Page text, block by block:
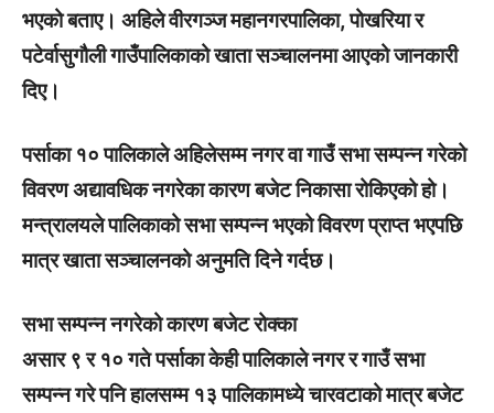
भएको बताए। अहिले वीरगञ्ज महानगरपालिका, पोखरिया र
पटेर्वासुगौली गाउँपालिकाको खाता सञ्चालनमा आएको जानकारी
दिए।
पर्साका १० पालिकाले अहिलेसम्म नगर वा गाउँ सभा सम्पन्न गरेको
विवरण अद्यावधिक नगरेका कारण बजेट निकासा रोकिएको हो।
मन्त्रालयले पालिकाको सभा सम्पन्न भएको विवरण प्राप्त भएपछि
मात्र खाता सञ्चालनको अनुमति दिने गर्दछ।
सभा सम्पन्न नगरेको कारण बजेट रोक्का
असार ९ र १० गते पर्साका केही पालिकाले नगर र गाउँ सभा
सम्पन्न गरे पनि हालसम्म १३ पालिकामध्ये चारवटाको मात्र बजेट